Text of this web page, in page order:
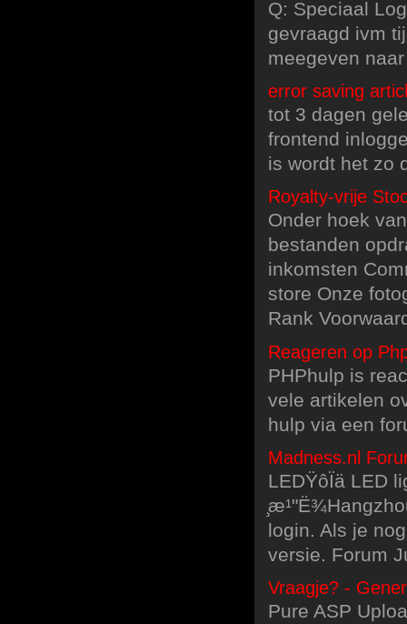
Q: Speciaal
gevraagd ivm
meegeven
error saving
tot 3 dagen
frontend
is wordt het zo
Royalty-vrije
Onder hoek
bestanden
inkomsten
store Onze
Rank
Reageren op
PHPhulp is
vele artikelen
hulp via een
Madness.nl
LEDŸôÏä LED
login. Als je
versie. Forum
Vraagje? -
Pure ASP